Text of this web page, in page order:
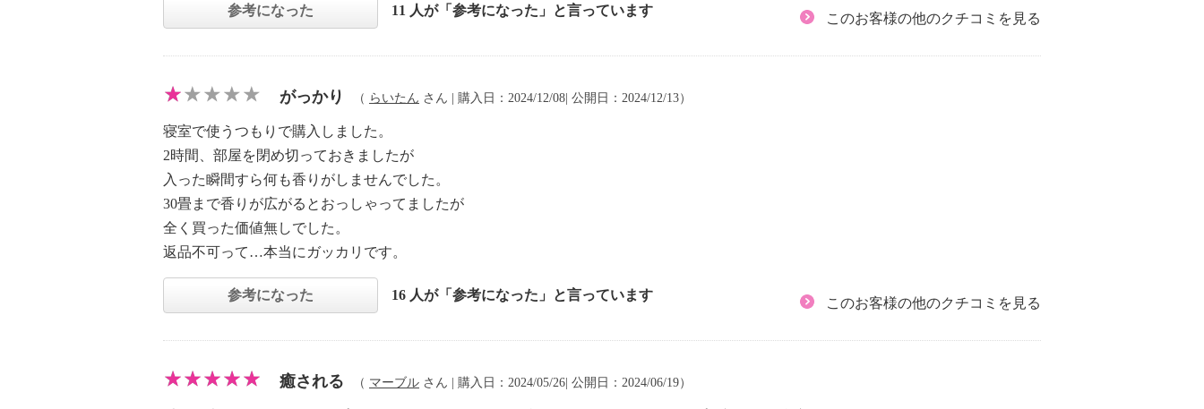
参考になった 11 人が「参考になった」と言っています
このお客様の他のクチコミを見る
がっかり （ らいたん さん | 購入日：2024/12/08| 公開日：2024/12/13）
寝室で使うつもりで購入しました。
2時間、部屋を閉め切っておきましたが
入った瞬間すら何も香りがしませんでした。
30畳まで香りが広がるとおっしゃってましたが
全く買った価値無しでした。
返品不可って…本当にガッカリです。
参考になった 16 人が「参考になった」と言っています
このお客様の他のクチコミを見る
癒される （ マーブル さん | 購入日：2024/05/26| 公開日：2024/06/19）